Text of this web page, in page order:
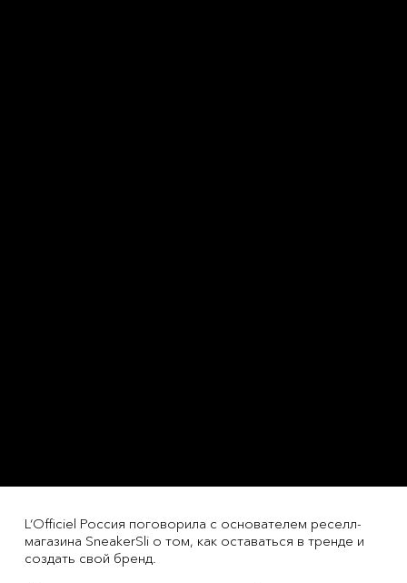
L‘Officiel Россия поговорила с основателем реселл-
магазина SneakerSli о том, как оставаться в тренде и
создать свой бренд.